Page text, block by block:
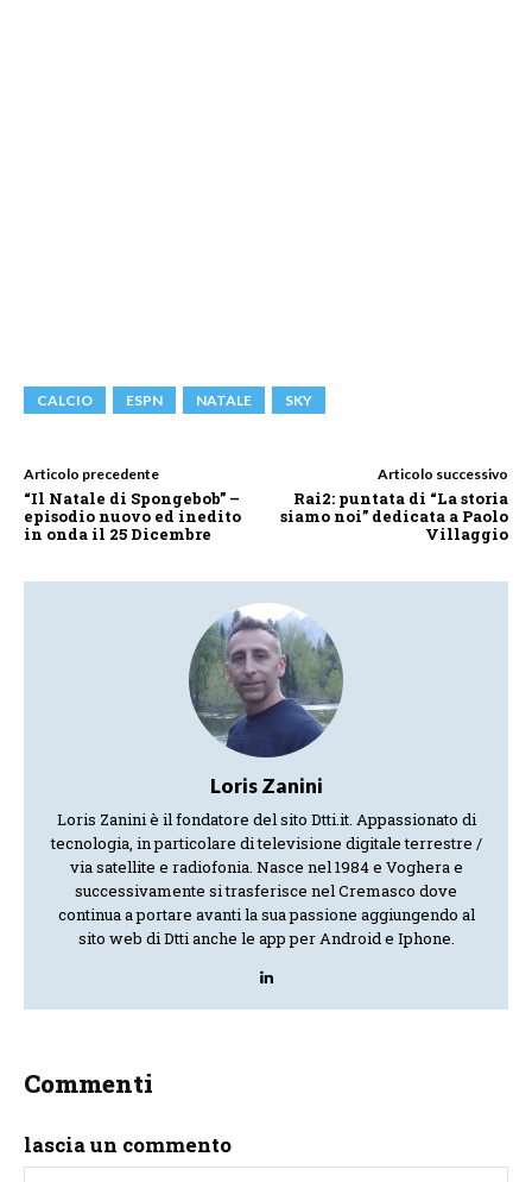
CALCIO ESPN NATALE SKY
Articolo precedente
“Il Natale di Spongebob” –
episodio nuovo ed inedito
in onda il 25 Dicembre
Articolo successivo
Rai2: puntata di “La storia
siamo noi” dedicata a Paolo
Villaggio
Loris Zanini
Loris Zanini è il fondatore del sito Dtti.it. Appassionato di
tecnologia, in particolare di televisione digitale terrestre /
via satellite e radiofonia. Nasce nel 1984 e Voghera e
successivamente si trasferisce nel Cremasco dove
continua a portare avanti la sua passione aggiungendo al
sito web di Dtti anche le app per Android e Iphone.
Commenti
lascia un commento